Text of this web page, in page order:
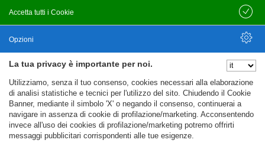
La tua privacy è importante per noi.
Utilizziamo, senza il tuo consenso, cookies necessari alla elaborazione
di analisi statistiche e tecnici per l'utilizzo del sito. Chiudendo il Cookie
Banner, mediante il simbolo 'X' o negando il consenso, continuerai a
navigare in assenza di cookie di profilazione/marketing. Acconsentendo
invece all'uso dei cookies di profilazione/marketing potremo offrirti
messaggi pubblicitari corrispondenti alle tue esigenze.
Accetta tutti i Cookie
Salva
Opzioni
Nascondi Opzioni